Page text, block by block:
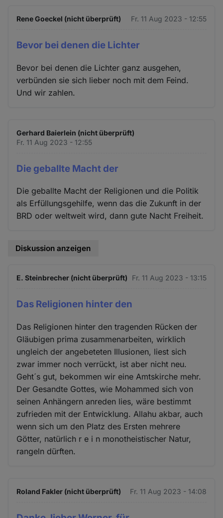
Rene Goeckel (nicht überprüft) Fr. 11 Aug 2023 - 12:55
Bevor bei denen die Lichter
Bevor bei denen die Lichter ganz ausgehen,
verbünden sie sich lieber noch mit dem Feind.
Und wir zahlen.
Gerhard Baierlein (nicht überprüft)
Fr. 11 Aug 2023 - 12:55
Die geballte Macht der
Die geballte Macht der Religionen und die Politik
als Erfüllungsgehilfe, wenn das die Zukunft in der
BRD oder weltweit wird, dann gute Nacht Freiheit.
Diskussion anzeigen
E. Steinbrecher (nicht überprüft) Fr. 11 Aug 2023 - 13:15
Das Religionen hinter den
Das Religionen hinter den tragenden Rücken der
Gläubigen prima zusammenarbeiten, wirklich
ungleich der angebeteten Illusionen, liest sich
zwar immer noch verrückt, ist aber nicht neu.
Geht´s gut, bekommen wir eine Amtskirche mehr.
Der Gesandte Gottes, wie Mohammed sich von
seinen Anhängern anreden lies, wäre bestimmt
zufrieden mit der Entwicklung. Allahu akbar, auch
wenn sich um den Platz des Ersten mehrere
Götter, natürlich r e i n monotheistischer Natur,
rangeln dürften.
Roland Fakler (nicht überprüft) Fr. 11 Aug 2023 - 14:08